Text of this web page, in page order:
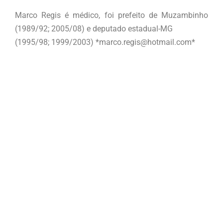
Marco Regis é médico, foi prefeito de Muzambinho
(1989/92; 2005/08) e deputado estadual-MG
(1995/98; 1999/2003) *marco.regis@hotmail.com*